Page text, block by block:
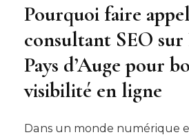
Pourquoi faire
consultant SEO
Pays d’Auge pour
visibilité en ligne
Dans un monde numérique